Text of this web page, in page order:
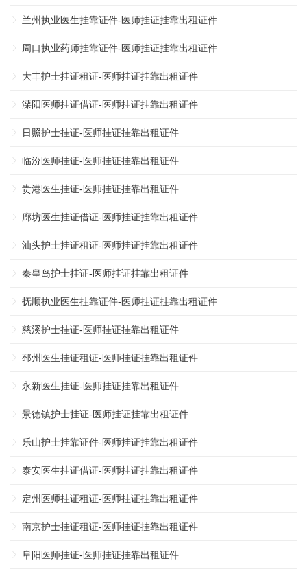
兰州执业医生挂靠证件-医师挂证挂靠出租证件
周口执业药师挂靠证件-医师挂证挂靠出租证件
大丰护士挂证租证-医师挂证挂靠出租证件
溧阳医师挂证借证-医师挂证挂靠出租证件
日照护士挂证-医师挂证挂靠出租证件
临汾医师挂证-医师挂证挂靠出租证件
贵港医生挂证-医师挂证挂靠出租证件
廊坊医生挂证借证-医师挂证挂靠出租证件
汕头护士挂证租证-医师挂证挂靠出租证件
秦皇岛护士挂证-医师挂证挂靠出租证件
抚顺执业医生挂靠证件-医师挂证挂靠出租证件
慈溪护士挂证-医师挂证挂靠出租证件
邳州医生挂证租证-医师挂证挂靠出租证件
永新医生挂证-医师挂证挂靠出租证件
景德镇护士挂证-医师挂证挂靠出租证件
乐山护士挂靠证件-医师挂证挂靠出租证件
泰安医生挂证借证-医师挂证挂靠出租证件
定州医师挂证租证-医师挂证挂靠出租证件
南京护士挂证租证-医师挂证挂靠出租证件
阜阳医师挂证-医师挂证挂靠出租证件